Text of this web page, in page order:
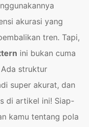
akurasi yang
tren. Tapi,
ini bukan cuma
struktur
super akurat, dan
di artikel ini! Siap-
kamu tentang pola